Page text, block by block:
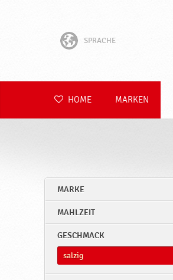
SPRACHE
Hrvatski
Polski
Română
HOME MARKEN
MARKE
MAHLZEIT
GESCHMACK
salzig